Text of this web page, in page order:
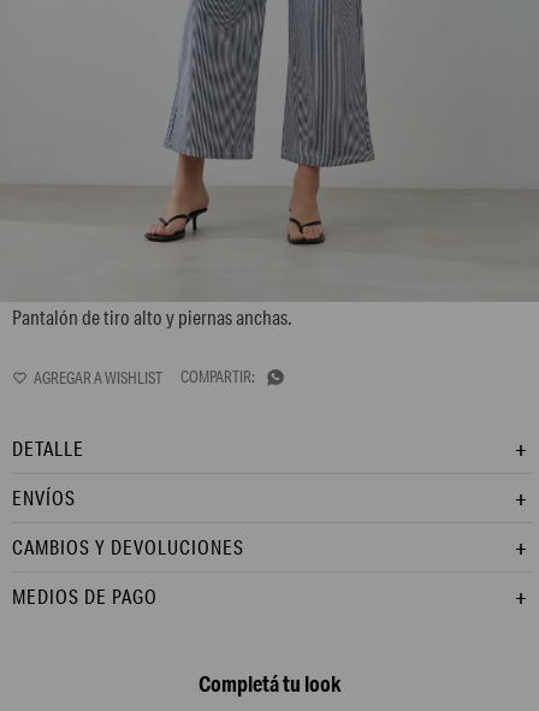
Pantalón de tiro alto y piernas anchas.

DETALLE
ENVÍOS
CAMBIOS Y DEVOLUCIONES
MEDIOS DE PAGO
Completá tu look